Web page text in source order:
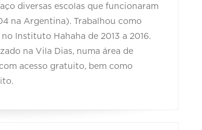
diversas escolas que funcionaram
na Argentina). Trabalhou como
Instituto Hahaha de 2013 a 2016.
na Vila Dias, numa área de
acesso gratuito, bem como